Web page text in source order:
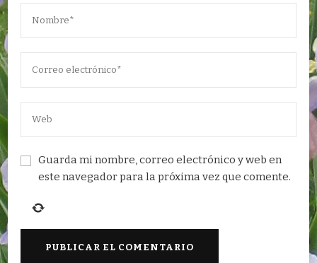
Guarda mi nombre, correo electrónico y web en
este navegador para la próxima vez que comente.